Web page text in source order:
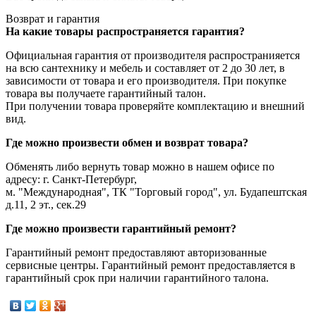
Возврат и гарантия
На какие товары распространяется гарантия?
Официальная гарантия от производителя распространияется
на всю сантехнику и мебель и составляет от 2 до 30 лет, в
зависимости от товара и его производителя. При покупке
товара вы получаете гарантийный талон.
При получении товара проверяйте комплектацию и внешний
вид.
Где можно произвести обмен и возврат товара?
Обменять либо вернуть товар можно в нашем офисе по
адресу: г. Санкт-Петербург,
м. "Международная", ТК "Торговый город", ул. Будапештская
д.11, 2 эт., сек.29
Где можно произвести гарантийный ремонт?
Гарантийный ремонт предоставляют авторизованные
сервисные центры. Гарантийный ремонт предоставляется в
гарантийный срок при наличии гарантийного талона.